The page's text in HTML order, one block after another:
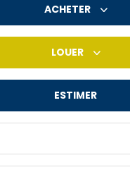
ACHETER
LOUER
ESTIMER